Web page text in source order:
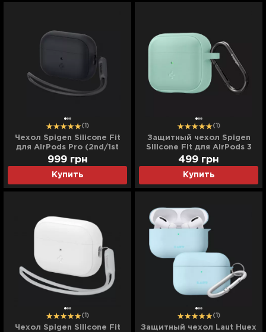
(1)
Чехол Spigen Silicone Fit
для AirPods Pro (2nd/1st
gen) (Black) (ACS05479)
Купить
999 грн
(1)
Защитный чехол Spigen
Silicone Fit для AirPods 3
(Apple Mint)
Купить
499 грн
(1)
Чехол Spigen Silicone Fit
(1)
Защитный чехол Laut Huex